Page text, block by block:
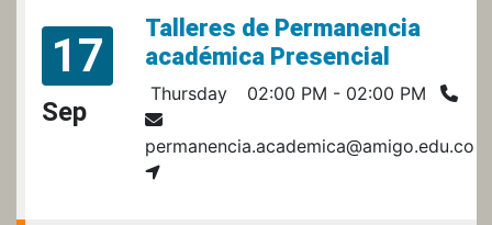
17
Sep
Talleres de Permanencia
académica Presencial
Thursday 02:00 PM - 02:00 PM
permanencia.academica@amigo.edu.co